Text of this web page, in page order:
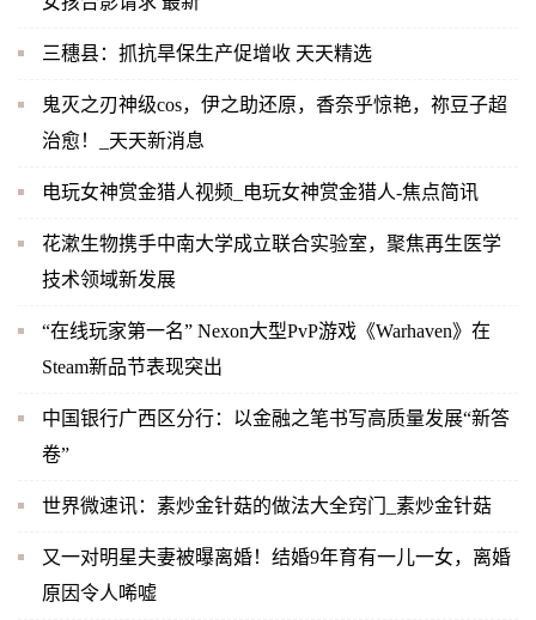
三穗县：抓抗旱保生产促增收 天天精选
鬼灭之刃神级cos，伊之助还原，香奈乎惊艳，祢豆子超
治愈！_天天新消息
电玩女神赏金猎人视频_电玩女神赏金猎人-焦点简讯
花漱生物携手中南大学成立联合实验室，聚焦再生医学
技术领域新发展
“在线玩家第一名” Nexon大型PvP游戏《Warhaven》在
Steam新品节表现突出
中国银行广西区分行：以金融之笔书写高质量发展“新答
卷”
世界微速讯：素炒金针菇的做法大全窍门_素炒金针菇
又一对明星夫妻被曝离婚！结婚9年育有一儿一女，离婚
原因令人唏嘘